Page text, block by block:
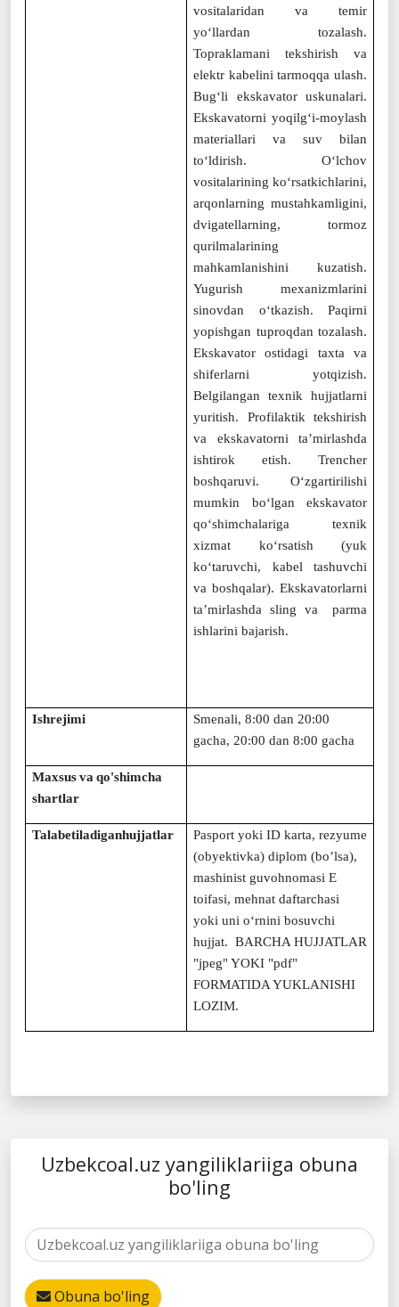
vositalaridan va temir
yo‘llardan tozalash.
Topraklamani tekshirish va
elektr kabelini tarmoqqa ulash.
Bug‘li ekskavator uskunalari.
Ekskavatorni yoqilg‘i-moylash
materiallari va suv bilan
to‘ldirish. O‘lchov
vositalarining ko‘rsatkichlarini,
arqonlarning mustahkamligini,
dvigatellarning, tormoz
qurilmalarining
mahkamlanishini kuzatish.
Yugurish mexanizmlarini
sinovdan o‘tkazish. Paqirni
yopishgan tuproqdan tozalash.
Ekskavator ostidagi taxta va
shiferlarni yotqizish.
Belgilangan texnik hujjatlarni
yuritish. Profilaktik tekshirish
va ekskavatorni ta’mirlashda
ishtirok etish. Trencher
boshqaruvi. O‘zgartirilishi
mumkin bo‘lgan ekskavator
qo‘shimchalariga texnik
xizmat ko‘rsatish (yuk
ko‘taruvchi, kabel tashuvchi
va boshqalar). Ekskavatorlarni
ta’mirlashda sling va
parma
ishlarini bajarish.
Ishrejimi
Smenali, 8:00 dan 20:00
gacha, 20:00 dan 8:00 gacha
Maxsusva qo'shimcha
shartlar
Talabetiladiganhujjatlar
Pasport yoki ID karta, rezyume
(obyektivka) diplom (bo’lsa),
mashinist guvohnomasi E
toifasi, mehnat daftarchasi
yoki uni o‘rnini bosuvchi
hujjat. BARCHA HUJJATLAR
"jpeg" YOKI "pdf"
FORMATIDA YUKLANISHI
LOZIM.
Uzbekcoal.uz yangiliklariiga obuna
bo'ling
Obuna bo'ling